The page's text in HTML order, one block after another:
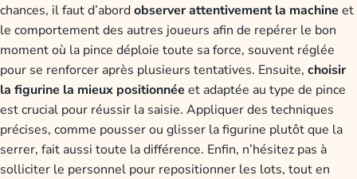
chances, il faut d’abordobserver attentivement la machine et
le comportement des autres joueurs afin de repérer le bon
moment où la pince déploie toute sa force, souvent réglée
pour se renforcer après plusieurs tentatives. Ensuite, choisir
la figurine la mieux positionnée et adaptée au type de pince
est crucial pour réussir la saisie. Appliquer des techniques
précises, comme pousser ou glisser la figurine plutôt que la
serrer, fait aussi toute la différence. Enfin, n’hésitez pas à
solliciter le personnel pour repositionner les lots, tout en